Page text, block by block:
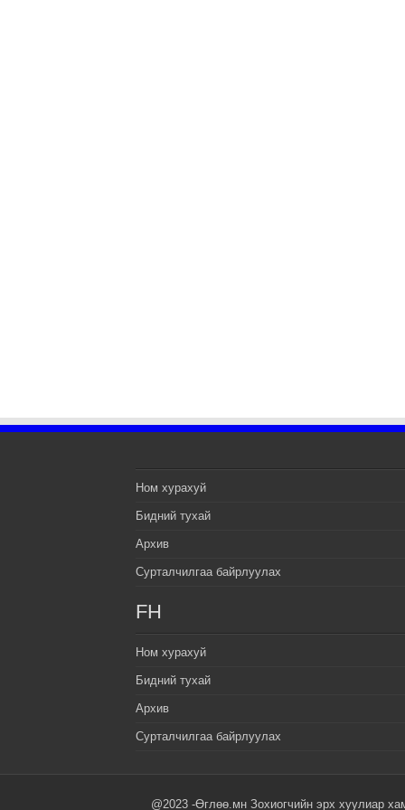
Ном хурахуй
Бидний тухай
Архив
Сурталчилгаа байрлуулах
FH
Ном хурахуй
Бидний тухай
Архив
Сурталчилгаа байрлуулах
@2023 -Өглөө.мн Зохиогчийн эрх хуулиар